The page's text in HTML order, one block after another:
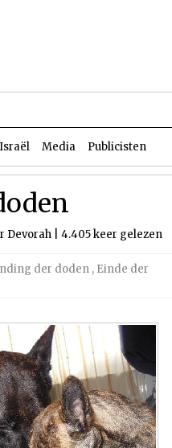
Israël Media Publicisten
Devorah | 4.405 keer gelezen
der doden , Einde der